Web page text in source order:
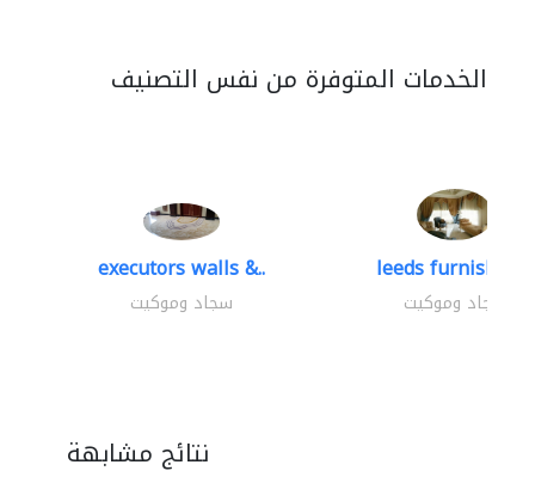
الخدمات المتوفرة من نفس التصنيف
executors walls &..
سجاد وموكيت
leeds furnishings
سجاد وموكيت
نتائج مشابهة